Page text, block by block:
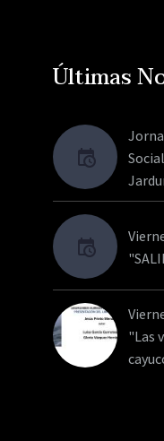
Últimas
"Las